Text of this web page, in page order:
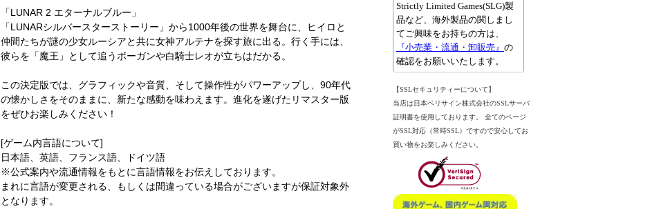
「LUNAR 2 エターナルブルー」
「LUNARシルバースターストーリー」から1000年後の世界を舞台に、ヒイロと
仲間たちが謎の少女ルーシアと共に女神アルテナを探す旅に出る。行く手には、
彼らを「魔王」として追うボーガンや白騎士レオが立ちはだかる。
この決定版では、グラフィックや音質、そして操作性がパワーアップし、90年代
の懐かしさをそのままに、新たな感動を味わえます。進化を遂げたリマスター版
をぜひお楽しみください！
[ゲーム内言語について]
日本語、英語、フランス語、ドイツ語
※公式案内や流通情報をもとに言語情報をお伝えしております。
まれに言語が変更される、もしくは間違っている場合がございますが保証対象外
となります。
Strictly Limited Games(SLG)製
品など、海外製品の関しまし
てご興味をお持ちの方は、
『小売業・流通・卸販売』 の
確認をお願いいたします。
【SSLセキュリティーについて】
当店は日本ベリサイン株式会社のSSLサーバ
証明書を使用しております。 全てのページ
がSSL対応（常時SSL）ですので安心してお
買い物をお楽しみください。